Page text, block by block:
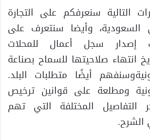
التالية سنعرفكم على التجارة
السعودية، وأيضا سنتعرف على
سجل أعمال للمحلات
انتهاء صلاحيتها للسماح بصناعة
أيضًا متطلبات البلد.
ومطلعة على قوانين ترخيص
التفاصيل المختلفة التي تهم
الشرح.